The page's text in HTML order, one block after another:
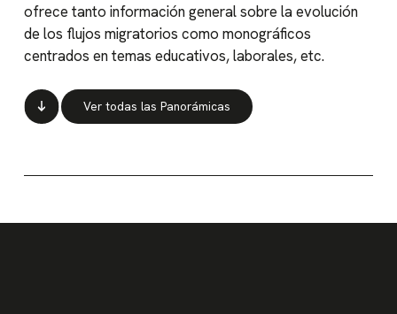
ofrece tanto información general sobre la evolución
de los flujos migratorios como monográficos
centrados en temas educativos, laborales, etc.
Ver todas las Panorámicas